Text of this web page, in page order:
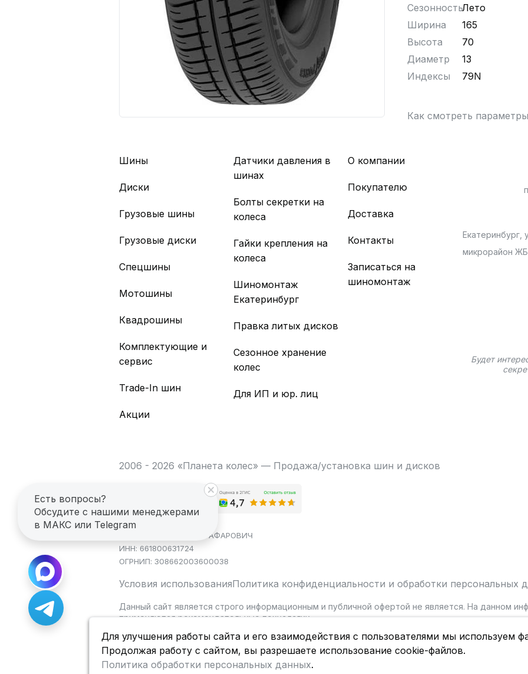
СезонностьЛето
Ширина
165
Высота
70
Диаметр
13
Индексы
79N
Как смотреть
Шины
Диски
Грузовые шины
Грузовые диски
Спецшины
Мотошины
Квадрошины
Комплектующие и
сервис
Trade-In шин
Акции
Датчики давления в
шинах
Болты секретки на
колеса
Гайки крепления на
колеса
Шиномонтаж
Екатеринбург
Правка литых дисков
Сезонное хранение
колес
Для ИП и юр. лиц
О компании
Покупателю
Доставка
Контакты
Записаться на
шиномонтаж
Екатеринбург,
микрорайон
Будет
2006 - 2026 «Планета колес» — Продажа/установка шин и дисков
ИП САГДЕЕВ ДИНАР ЯГАФАРОВИЧ
ИНН: 661800631724
ОГРНИП: 308662003600038
Условия использованияПолитика конфиденциальности и обработки персональных
Данный сайт является строго информационным и публичной офертой не является. На данном
применяются рекомендательные технологии.
Есть вопросы?
Обсудите с нашими менеджерами
в МАКС или Telegram
Для улучшения работы сайта и его взаимодействия с пользователями мы используем
Продолжая работу с сайтом, вы разрешаете использование cookie-файлов.
Политика обработки персональных данных.